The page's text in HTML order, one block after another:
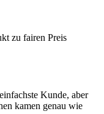
zu fairen Preis
Kunde, aber
kamen genau wie